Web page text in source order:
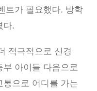
트가 필요했다. 방학
다.
적극적으로 신경
아이들 다음으로
으로 어디를 가는